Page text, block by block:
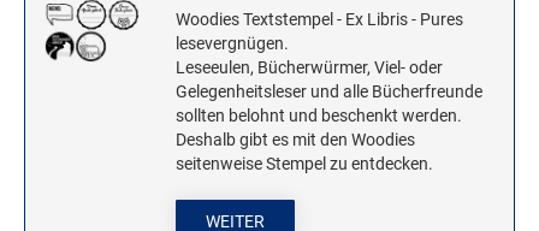
Woodies Textstempel - Ex Libris - Pures
lesevergnügen.
Leseeulen, Bücherwürmer, Viel- oder
Gelegenheitsleser und alle Bücherfreunde
sollten belohnt und beschenkt werden.
Deshalb gibt es mit den Woodies
seitenweise Stempel zu entdecken.
WEITER